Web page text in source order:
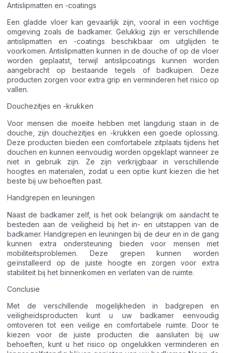
Antislipmatten en -coatings
Een gladde vloer kan gevaarlijk zijn, vooral in een vochtige
omgeving zoals de badkamer. Gelukkig zijn er verschillende
antislipmatten en -coatings beschikbaar om uitglijden te
voorkomen. Antislipmatten kunnen in de douche of op de vloer
worden geplaatst, terwijl antislipcoatings kunnen worden
aangebracht op bestaande tegels of badkuipen. Deze
producten zorgen voor extra grip en verminderen het risico op
vallen.
Douchezitjes en -krukken
Voor mensen die moeite hebben met langdurig staan in de
douche, zijn douchezitjes en -krukken een goede oplossing.
Deze producten bieden een comfortabele zitplaats tijdens het
douchen en kunnen eenvoudig worden opgeklapt wanneer ze
niet in gebruik zijn. Ze zijn verkrijgbaar in verschillende
hoogtes en materialen, zodat u een optie kunt kiezen die het
beste bij uw behoeften past.
Handgrepen en leuningen
Naast de badkamer zelf, is het ook belangrijk om aandacht te
besteden aan de veiligheid bij het in- en uitstappen van de
badkamer. Handgrepen en leuningen bij de deur en in de gang
kunnen extra ondersteuning bieden voor mensen met
mobiliteitsproblemen. Deze grepen kunnen worden
geïnstalleerd op de juiste hoogte en zorgen voor extra
stabiliteit bij het binnenkomen en verlaten van de ruimte.
Conclusie
Met de verschillende mogelijkheden in badgrepen en
veiligheidsproducten kunt u uw badkamer eenvoudig
omtoveren tot een veilige en comfortabele ruimte. Door te
kiezen voor de juiste producten die aansluiten bij uw
behoeften, kunt u het risico op ongelukken verminderen en